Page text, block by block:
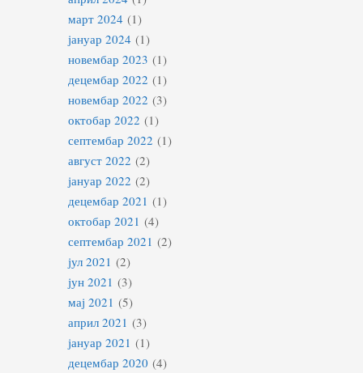
март 2024 (1)
јануар 2024 (1)
новембар 2023 (1)
децембар 2022 (1)
новембар 2022 (3)
октобар 2022 (1)
септембар 2022 (1)
август 2022 (2)
јануар 2022 (2)
децембар 2021 (1)
октобар 2021 (4)
септембар 2021 (2)
јул 2021 (2)
јун 2021 (3)
мај 2021 (5)
април 2021 (3)
јануар 2021 (1)
децембар 2020 (4)